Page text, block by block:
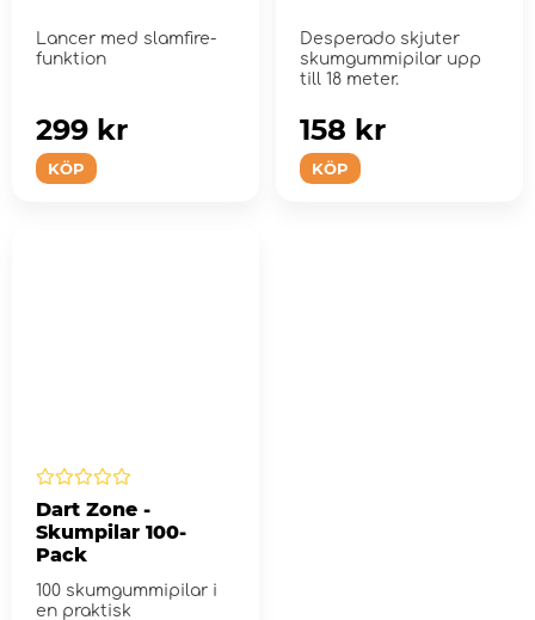
Lancer med slamfire-
funktion
KÖP
299 kr
Desperado skjuter
skumgummipilar upp
till 18 meter.
KÖP
158 kr
Dart Zone -
Skumpilar 100-
Pack
100 skumgummipilar i
en praktisk